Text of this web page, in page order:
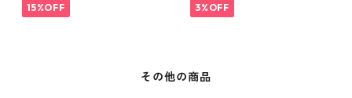
15%OFF 3%OFF
その他の商品